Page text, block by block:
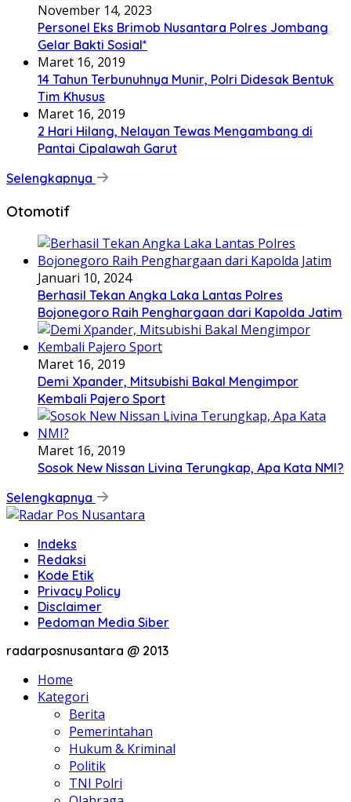
November 14, 2023
Personel Eks Brimob Nusantara Polres Jombang
Gelar Bakti Sosial*
Maret 16, 2019
14 Tahun Terbunuhnya Munir, Polri Didesak Bentuk
Tim Khusus
Maret 16, 2019
2 Hari Hilang, Nelayan Tewas Mengambang di
Pantai Cipalawah Garut
Selengkapnya
Otomotif
Januari 10, 2024
Berhasil Tekan Angka Laka Lantas Polres
Bojonegoro Raih Penghargaan dari Kapolda Jatim
Maret 16, 2019
Demi Xpander, Mitsubishi Bakal Mengimpor
Kembali Pajero Sport
Maret 16, 2019
Sosok New Nissan Livina Terungkap, Apa Kata NMI?
Selengkapnya
Indeks
Redaksi
Kode Etik
Privacy Policy
Disclaimer
Pedoman Media Siber
radarposnusantara @ 2013
Home
Kategori
Berita
Pemerintahan
Hukum & Kriminal
Politik
TNI Polri